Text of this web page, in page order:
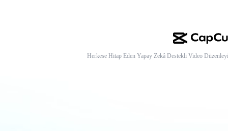
Herkese Hitap Eden Yapay Zekâ Destekli Video